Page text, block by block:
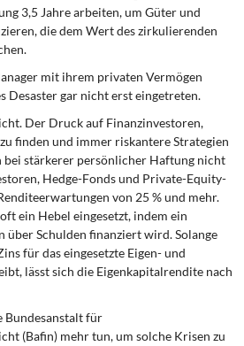
3,5 Jahre arbeiten, um Güter und
die dem Wert des zirkulierenden
mit ihrem privaten Vermögen
Desaster gar nicht erst eingetreten.
Der Druck auf Finanzinvestoren,
finden und immer riskantere Strategien
bei stärkerer persönlicher Haftung nicht
Hedge-Fonds und Private-Equity-
von 25 % und mehr.
ein Hebel eingesetzt, indem ein
über Schulden finanziert wird. Solange
für das eingesetzte Eigen- und
lässt sich die Eigenkapitalrendite nach
Bundesanstalt für
(Bafin) mehr tun, um solche Krisen zu